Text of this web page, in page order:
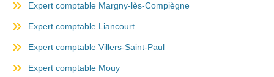
Expert comptable Margny-lès-Compiègne
Expert comptable Liancourt
Expert comptable Villers-Saint-Paul
Expert comptable Mouy